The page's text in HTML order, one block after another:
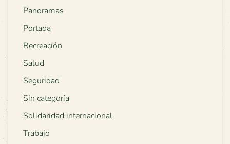
Panoramas
Portada
Recreación
Salud
Seguridad
Sin categoría
Solidaridad internacional
Trabajo